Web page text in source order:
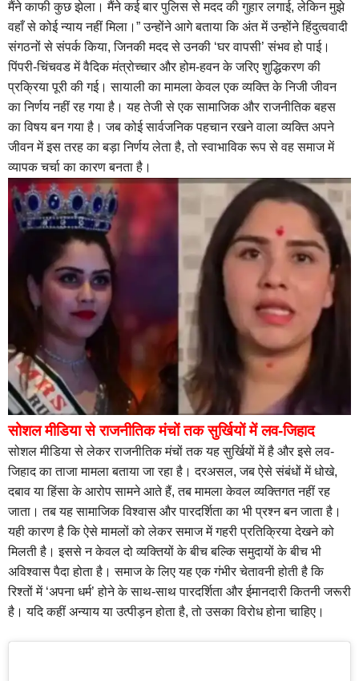
मैंने काफी कुछ झेला। मैंने कई बार पुलिस से मदद की गुहार लगाई, लेकिन मुझे
वहाँ से कोई न्याय नहीं मिला।” उन्होंने आगे बताया कि अंत में उन्होंने हिंदुत्ववादी
संगठनों से संपर्क किया, जिनकी मदद से उनकी ‘घर वापसी’ संभव हो पाई।
पिंपरी-चिंचवड में वैदिक मंत्रोच्चार और होम-हवन के जरिए शुद्धिकरण की
प्रक्रिया पूरी की गई। सायाली का मामला केवल एक व्यक्ति के निजी जीवन
का निर्णय नहीं रह गया है। यह तेजी से एक सामाजिक और राजनीतिक बहस
का विषय बन गया है। जब कोई सार्वजनिक पहचान रखने वाला व्यक्ति अपने
जीवन में इस तरह का बड़ा निर्णय लेता है, तो स्वाभाविक रूप से वह समाज में
व्यापक चर्चा का कारण बनता है।
सोशल मीडिया से राजनीतिक मंचों तक सुर्खियों में लव-जिहाद
सोशल मीडिया से लेकर राजनीतिक मंचों तक यह सुर्खियों में है और इसे लव-
जिहाद का ताजा मामला बताया जा रहा है। दरअसल, जब ऐसे संबंधों में धोखे,
दबाव या हिंसा के आरोप सामने आते हैं, तब मामला केवल व्यक्तिगत नहीं रह
जाता। तब यह सामाजिक विश्वास और पारदर्शिता का भी प्रश्न बन जाता है।
यही कारण है कि ऐसे मामलों को लेकर समाज में गहरी प्रतिक्रिया देखने को
मिलती है। इससे न केवल दो व्यक्तियों के बीच बल्कि समुदायों के बीच भी
अविश्वास पैदा होता है। समाज के लिए यह एक गंभीर चेतावनी होती है कि
रिश्तों में ‘अपना धर्म’ होने के साथ-साथ पारदर्शिता और ईमानदारी कितनी जरूरी
है। यदि कहीं अन्याय या उत्पीड़न होता है, तो उसका विरोध होना चाहिए।